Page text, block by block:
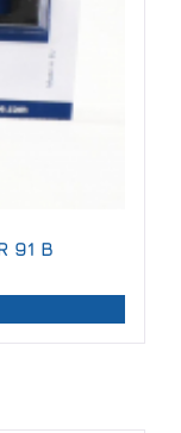
91 B